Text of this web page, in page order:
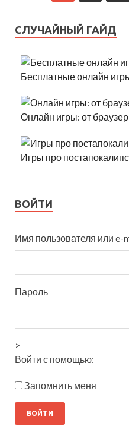
СЛУЧАЙНЫЙ ГАЙД
Бесплатные онлайн
Онлайн игры: от
Игры про
ВОЙТИ
Имя пользователя или e-
Пароль
>
Войти с помощью:
Запомнить меня